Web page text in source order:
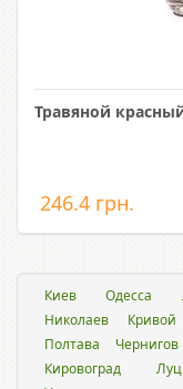
Травяной
246.4 грн.
Киев Одесса
Николаев
Кривой
Полтава
Чернигов
Кировоград